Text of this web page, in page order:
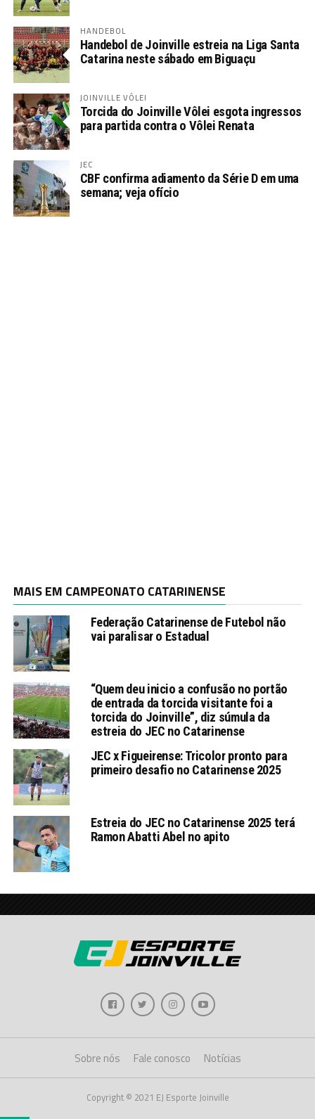
HANDEBOL
Handebol de Joinville estreia na Liga Santa
Catarina neste sábado em Biguaçu
JOINVILLE VÔLEI
Torcida do Joinville Vôlei esgota ingressos
para partida contra o Vôlei Renata
JEC
CBF confirma adiamento da Série D em uma
semana; veja ofício
MAIS EM CAMPEONATO CATARINENSE
Federação Catarinense de Futebol não
vai paralisar o Estadual
“Quem deu inicio a confusão no portão
de entrada da torcida visitante foi a
torcida do Joinville”, diz súmula da
estreia do JEC no Catarinense
JEC x Figueirense: Tricolor pronto para
primeiro desafio no Catarinense 2025
Estreia do JEC no Catarinense 2025 terá
Ramon Abatti Abel no apito
Sobre nós Fale conosco Notícias
Copyright © 2021 EJ Esporte Joinville